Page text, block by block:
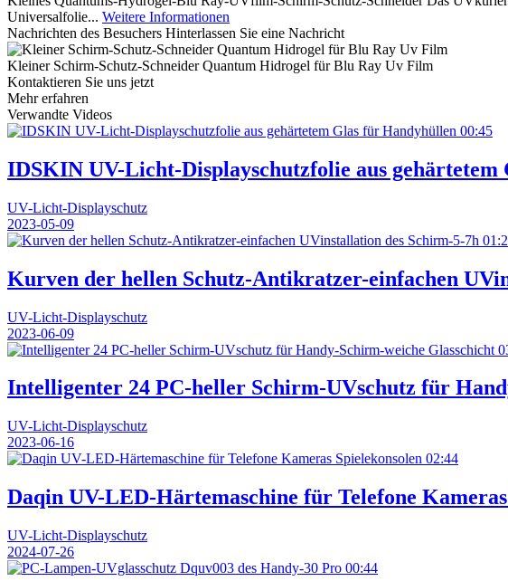
Universalfolie... Weitere Informationen
Nachrichten des Besuchers Hinterlassen Sie eine Nachricht
Kleiner Schirm-Schutz-Schneider Quantum Hidrogel für Blu Ray Uv Film
Kontaktieren Sie uns jetzt
Mehr erfahren
Verwandte Videos
00:45
IDSKIN UV-Licht-Displayschutzfolie aus
UV-Licht-Displayschutz
2023-05-09
Kurven der hellen Schutz-Antikratzer-einfachen
UV-Licht-Displayschutz
2023-06-09
Intelligenter 24 PC-heller Schirm-UVschutz für
UV-Licht-Displayschutz
2023-06-16
02:44
Daqin UV-LED-Härtemaschine für Telefone
UV-Licht-Displayschutz
2024-07-26
00:44